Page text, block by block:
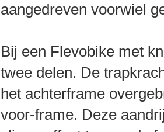
aangedreven voorwiel
Bij een Flevobike met
twee delen. De
het achterframe
voor-frame. Deze